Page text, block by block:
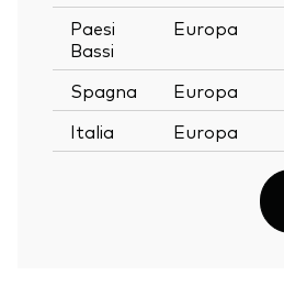
Paesi
Bassi
Europa
Spagna Europa
Italia
Europa